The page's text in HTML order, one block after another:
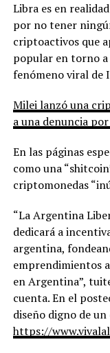
Libra es en
por no tener
criptoactivos que
popular en torno
fenómeno viral de
Milei lanzó una
a una denuncia
En las páginas
como una
criptomonedas
“La Argentina
dedicará a
argentina,
emprendimientos
en Argentina”,
cuenta. En el
diseño digno de
https://